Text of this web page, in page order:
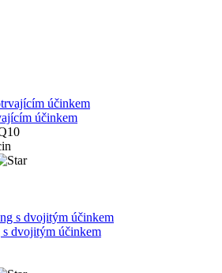
účinkem
dvojitým účinkem